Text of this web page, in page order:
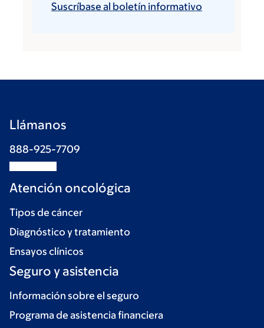
Suscríbase al boletín informativo
Llámanos
888-925-7709
Atención oncológica
Tipos de cáncer
Diagnóstico y tratamiento
Ensayos clínicos
Seguro y asistencia
Información sobre el seguro
Programa de asistencia financiera